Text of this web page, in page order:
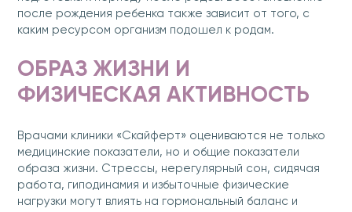
после рождения ребенка также зависит от того, с
каким ресурсом организм подошел к родам.
ОБРАЗ ЖИЗНИ И
ФИЗИЧЕСКАЯ АКТИВНОСТЬ
Врачами клиники «Скайферт» оцениваются не только
медицинские показатели, но и общие показатели
образа жизни. Стрессы, нерегулярный сон, сидячая
работа, гиподинамия и избыточные физические
нагрузки могут влиять на гормональный баланс и